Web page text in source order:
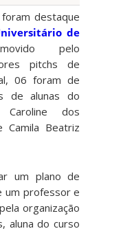
destaque
de
pelo
pitchs de
06 foram de
de alunas do
dos
Camila Beatriz
um plano de
um professor e
organização
aluna do curso